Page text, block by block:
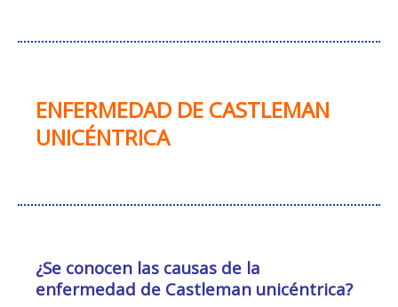
ENFERMEDAD DE CASTLEMAN
UNICÉNTRICA
¿Se conocen las causas de la
enfermedad de Castleman unicéntrica?